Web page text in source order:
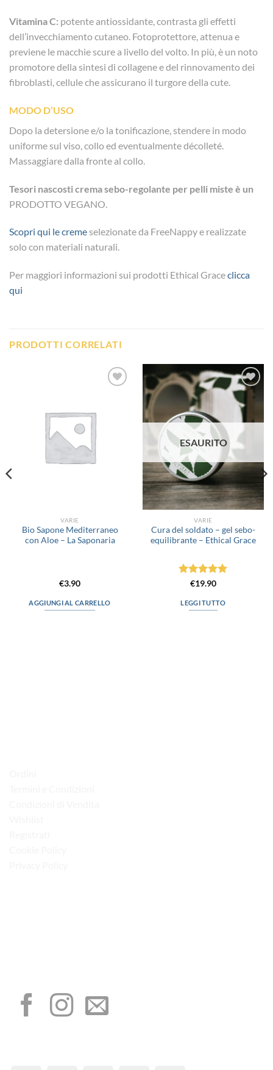
Vitamina C: potente antiossidante, contrasta gli effetti
dell’invecchiamento cutaneo. Fotoprotettore, attenua e
previene le macchie scure a livello del volto. In più, è un noto
promotore della sintesi di collagene e del rinnovamento dei
fibroblasti, cellule che assicurano il turgore della cute.
MODO D’USO
Dopo la detersione e/o la tonificazione, stendere in modo
uniforme sul viso, collo ed eventualmente décolleté.
Massaggiare dalla fronte al collo.
Tesori nascosti cremasebo-regolante per pelli miste è un
PRODOTTO VEGANO.
Scopri qui le creme selezionate da FreeNappy e realizzate
solo con materiali naturali.
Per maggiori informazioni sui prodotti Ethical Graceclicca
qui
PRODOTTI CORRELATI
VARIE
Bio Sapone Mediterraneo
con Aloe – La Saponaria
€3.90
AGGIUNGI AL CARRELLO
Aggiungi
alla lista
dei
desideri
ESAURITO
VARIE
Cura del soldato – gel sebo-
equilibrante – Ethical Grace
Valutato5
€19.90
LEGGI TUTTO